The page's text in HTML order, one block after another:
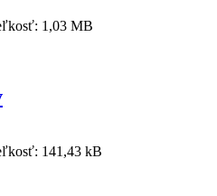
1,03 MB
141,43 kB